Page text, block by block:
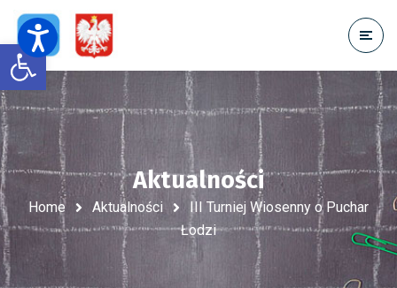
Open toolbar
Aktualności
Home Aktualności
III Turniej Wiosenny o Puchar
Łodzi